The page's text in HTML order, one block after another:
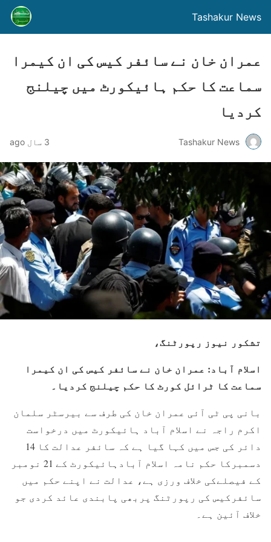
Tashakur News
عمران خان نے سائفر کیس کی ان کیمرا
سماعت کا حکم ہائیکورٹ میں چیلنج
کردیا
Tashakur News 3 سال ago
تشکور نیوز رپورٹنگ،
اسلام آباد: عمران خان نے سائفر کیس کی ان کیمرا
سماعت کا ٹرائل کورٹ کا حکم چیلنج کردیا۔
بانی پی ٹی آئی عمران خان کی طرف سے بیرسٹر سلمان
اکرم راجہ نے اسلام آباد ہائیکورٹ میں درخواست
دائر کی جس میں کہا گیا ہے کہ سائفر عدالت کا 14
دسمبرکا حکم نامہ اسلام آبادہائیکورٹ کے 21 نومبر
کے فیصلےکی خلاف ورزی ہے، عدالت نے اپنے حکم میں
سائفرکیس کی رپورٹنگ پربھی پابندی عائد کردی جو
خلاف آئین ہے۔